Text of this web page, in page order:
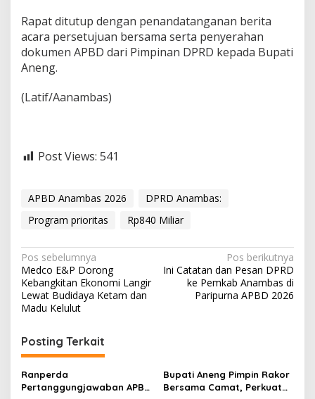
Rapat ditutup dengan penandatanganan berita
acara persetujuan bersama serta penyerahan
dokumen APBD dari Pimpinan DPRD kepada Bupati
Aneng.
(Latif/Aanambas)
Post Views: 541
APBD Anambas 2026
DPRD Anambas:
Program prioritas
Rp840 Miliar
N
a
v
i
g
a
s
Pos sebelumnya
Medco E&P Dorong
Kebangkitan Ekonomi Langir
Lewat Budidaya Ketam dan
Madu Kelulut
Pos berikutnya
Ini Catatan dan Pesan DPRD
ke Pemkab Anambas di
Paripurna APBD 2026
Posting Terkait
Ranperda
Pertanggungjawaban APBD
Bupati Aneng Pimpin Rakor
Bersama Camat, Perkuat